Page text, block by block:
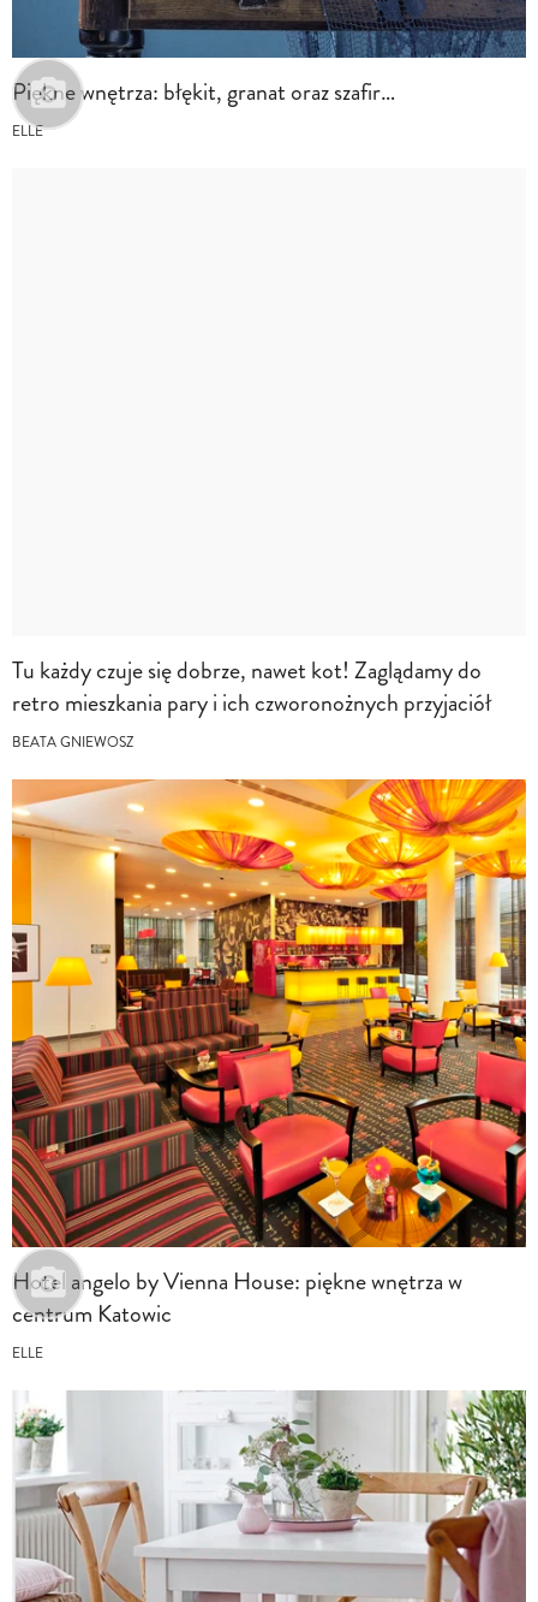
Piękne wnętrza: błękit, granat oraz szafir…
ELLE
Tu każdy czuje się dobrze, nawet kot! Zaglądamy do
retro mieszkania pary i ich czworonożnych przyjaciół
BEATA GNIEWOSZ
Hotel angelo by Vienna House: piękne wnętrza w
centrum Katowic
ELLE